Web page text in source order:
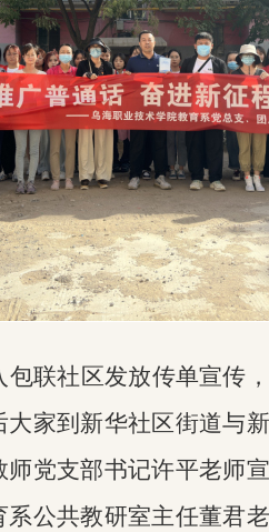
包联社 区发放传单宣传
家到新华社区街道与
师党支部书记许平老师
公共教研室主任董君